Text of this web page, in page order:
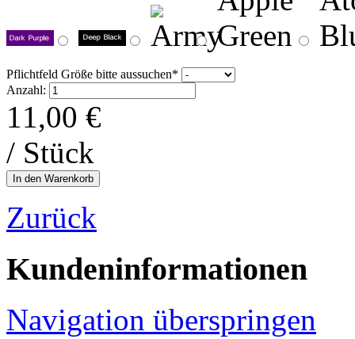
Pflichtfeld Größe bitte aussuchen*
Anzahl:
11,00 €
/ Stück
Zurück
Kundeninformationen
Navigation überspringen